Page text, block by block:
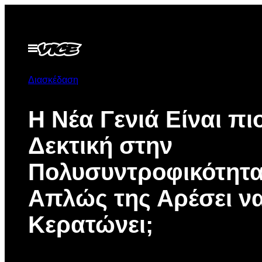
περιεχόμενο
Ανοίξτε
το
Διασκέδαση
Η Νέα Γενιά Είναι
Δεκτική στην
Απλώς της Αρέσει
Κερατώνει;